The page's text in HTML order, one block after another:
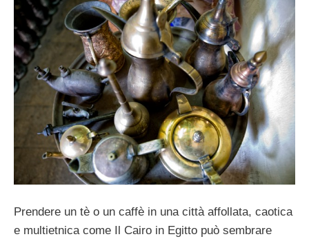
Prendere un tè o un caffè in una città affollata, caotica
e multietnica come Il Cairo in Egitto può sembrare